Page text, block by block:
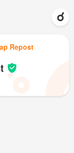
Repost